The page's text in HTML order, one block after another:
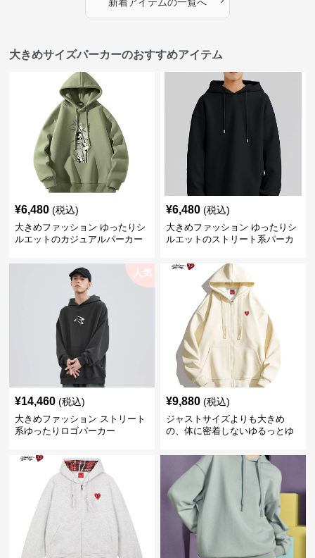
大きめサイズパーカーのおすすめアイテム
¥6,480 (税込)
大きめファッション ゆったりシ
ルエットのカジュアルパーカー
¥6,480 (税込)
大きめファッション ゆったりシ
ルエットのストリート系パーカ
人気
¥14,460 (税込)
大きめファッション ストリート
系ゆったりロゴパーカー
¥9,880 (税込)
ジャストサイズよりも大きめ
の、体に密着しないゆるっとゆ
ゆったりハッピーハート ジップ
アップパーカー